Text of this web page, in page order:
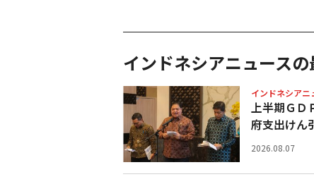
インドネシアニュース
インドネシアニ
上半期ＧＤ
府支出けん
2026.08.07